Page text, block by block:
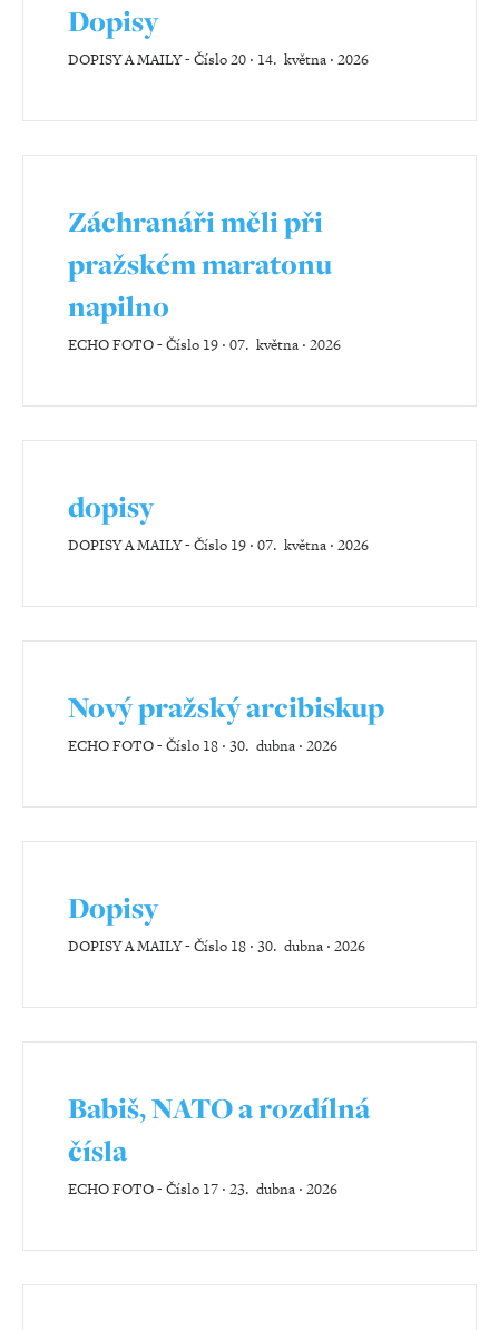
Dopisy
DOPISY A MAILY-Číslo 20 ‧ 14. května ‧ 2026
Záchranáři měli při
pražském maratonu
napilno
ECHO FOTO-Číslo 19 ‧ 07. května ‧ 2026
dopisy
DOPISY A MAILY-Číslo 19 ‧ 07. května ‧ 2026
Nový pražský arcibiskup
ECHO FOTO-Číslo 18 ‧ 30. dubna ‧ 2026
Dopisy
DOPISY A MAILY-Číslo 18 ‧ 30. dubna ‧ 2026
Babiš, NATO a rozdílná
čísla
ECHO FOTO-Číslo 17 ‧ 23. dubna ‧ 2026